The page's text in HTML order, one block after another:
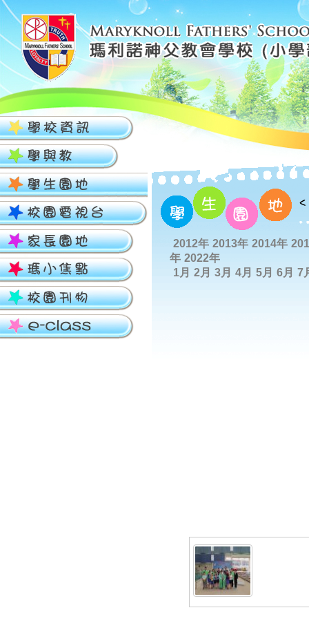
2012年 2013年 2014年
年 2022年
1月 2月 3月 4月 5月 6月 7